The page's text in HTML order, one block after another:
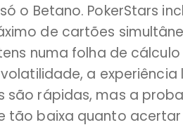
o Betano. PokerStars
de cartões
numa folha de
a experiência
são rápidas, mas a
tão baixa quanto